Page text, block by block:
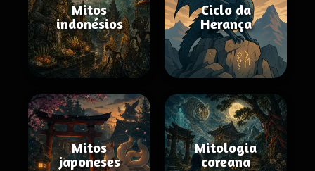
Mitos
indonésios
Ciclo da
Herança
Mitos
japoneses
Mitologia
coreana